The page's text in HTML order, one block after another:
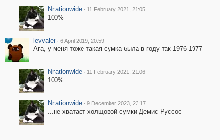
Nnationwide · 11 February 2021, 21:05
100%
levvaler · 6 April 2019, 20:59
Ага, у меня тоже такая сумка была в году так 1976-1977
Nnationwide · 11 February 2021, 21:06
100%
Nnationwide · 9 December 2023, 23:17
...не хватает холщовой сумки Демис Руссос